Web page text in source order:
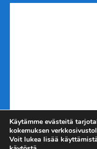
Käytämme evästeitä
kokemuksen
Voit lukea lisää